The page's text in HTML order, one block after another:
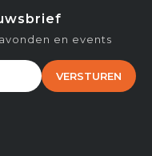
en events
VERSTUREN